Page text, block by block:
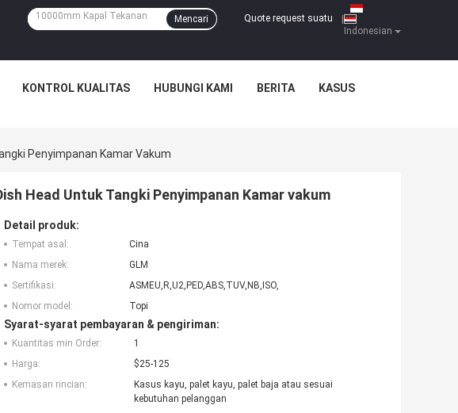
Indonesian
Quote request suatu
Mencari
KONTROL KUALITAS HUBUNGI KAMI BERITA KASUS
Penyimpanan Kamar Vakum
Head Untuk Tangki Penyimpanan Kamar vakum
Detail produk:
Tempat asal:
Cina
Nama merek:
GLM
Sertifikasi:
ASMEU,R,U2,PED,ABS,TUV,NB,ISO,
Nomor model:
Topi
Syarat-syarat pembayaran & pengiriman:
Kuantitas min Order:
1
Harga:
$25-125
Kemasan rincian:
Kasus kayu, palet kayu, palet baja atau sesuai
kebutuhan pelanggan